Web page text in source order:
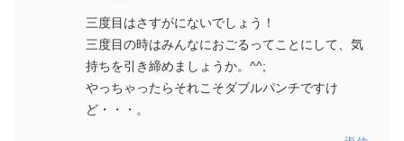
三度目はさすがにないでしょう！
三度目の時はみんなにおごるってことにして、気
持ちを引き締めましょうか。^^;
やっちゃったらそれこそダブルパンチですけ
ど・・・。